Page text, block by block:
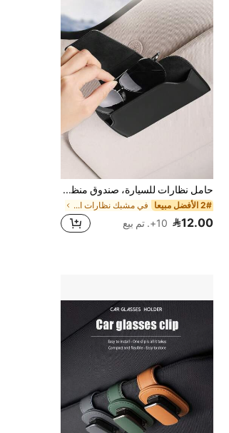
حامل نظارات للسيارة، صندوق منظم نظارات السيارات، إكسسوارات حاجب السيارة، علبة تخزين واقية للنظارات للنساء والرجال
2# الأفضل مبيعا في مشبك نظارات السيارة
12.00 10+. تم بيع